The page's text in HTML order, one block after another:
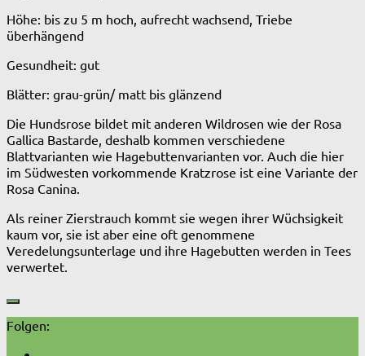
Höhe: bis zu 5 m hoch, aufrecht wachsend, Triebe
überhängend
Gesundheit: gut
Blätter: grau-grün/ matt bis glänzend
Die Hundsrose bildet mit anderen Wildrosen wie der Rosa
Gallica Bastarde, deshalb kommen verschiedene
Blattvarianten wie Hagebuttenvarianten vor. Auch die hier
im Südwesten vorkommende Kratzrose ist eine Variante der
Rosa Canina.
Als reiner Zierstrauch kommt sie wegen ihrer Wüchsigkeit
kaum vor, sie ist aber eine oft genommene
Veredelungsunterlage und ihre Hagebutten werden in Tees
verwertet.
Folgen: